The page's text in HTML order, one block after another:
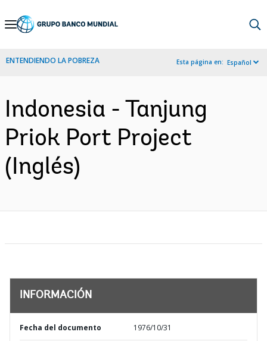
Skip
Navigation
ENTENDIENDO LA POBREZA Esta página en: Español
Indonesia - Tanjung
Priok Port Project
(Inglés)
INFORMACIÓN
Fecha del documento 1976/10/31